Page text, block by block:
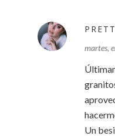
martes,
Un